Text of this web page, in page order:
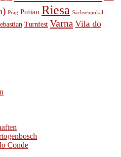
Prag Putian Riesa Sachsenpokal
Turnfest Varna Vila do
Conde